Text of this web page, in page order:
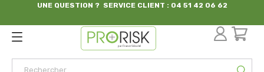
UNE QUESTION ? SERVICE CLIENT : 04 51 42 06 62
par France Sécurité